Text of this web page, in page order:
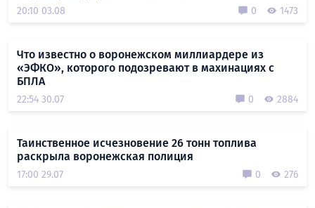
20:10 03.08 0 1473
Что известно о воронежском миллиардере из
«ЭФКО», которого подозревают в махинациях с
БПЛА
22:54 30.07 0 2884
Таинственное исчезновение 26 тонн топлива
раскрыла воронежская полиция
17:00 29.07 0 276